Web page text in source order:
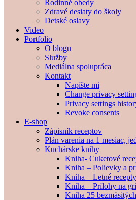
Rodinné obedy
Zdravé desiaty do školy
Detské oslavy
Video
Portfolio
O blogu
Služby
Mediálna spolupráca
Kontakt
Napíšte mi
Change privacy
Privacy settings
Revoke consents
E-shop
Zápisník receptov
Plán varenia na 1 mesiac,
Kuchárske knihy
Kniha- Cuketové
Kniha – Polievky a
Kniha – Letné
Kniha – Prílohy na
Kniha 25